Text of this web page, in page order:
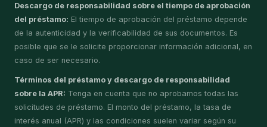
Descargo de responsabilidad sobre el tiempo de aprobación
del préstamo: El tiempo de aprobación del préstamo depende
de la autenticidad y la verificabilidad de sus documentos. Es
posible que se le solicite proporcionar información adicional, en
caso de ser necesario.
Términos del préstamo y descargo de responsabilidad
sobre la APR: Tenga en cuenta que no aprobamos todas las
solicitudes de préstamo. El monto del préstamo, la tasa de
interés anual (APR) y las condiciones suelen variar según su